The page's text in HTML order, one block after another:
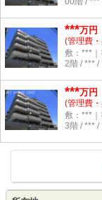
***万円
(管理費
敷：***
2階 / *** /
***万円
(管理費
敷：***
3階 / *** /